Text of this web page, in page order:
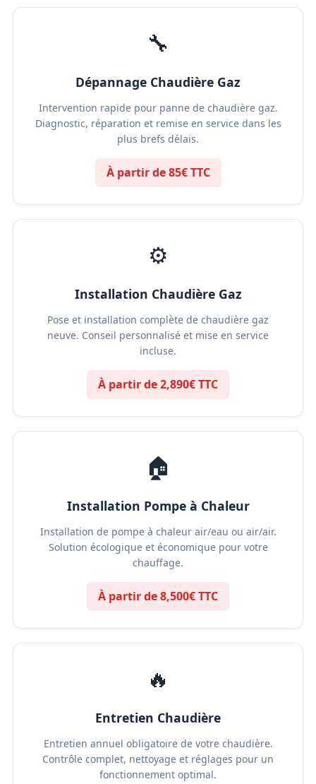
🔧
Dépannage Chaudière Gaz
Intervention rapide pour panne de chaudière gaz.
Diagnostic, réparation et remise en service dans les
plus brefs délais.
À partir de 85€ TTC
⚙️
Installation Chaudière Gaz
Pose et installation complète de chaudière gaz
neuve. Conseil personnalisé et mise en service
incluse.
À partir de 2,890€ TTC
🏠
Installation Pompe à Chaleur
Installation de pompe à chaleur air/eau ou air/air.
Solution écologique et économique pour votre
chauffage.
À partir de 8,500€ TTC
🔥
Entretien Chaudière
Entretien annuel obligatoire de votre chaudière.
Contrôle complet, nettoyage et réglages pour un
fonctionnement optimal.